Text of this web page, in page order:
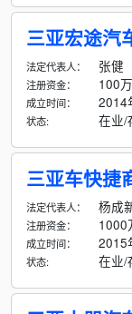
三亚宏途汽
法定代表人： 张健
注册资金： 100
成立时间： 2014
状态: 在业/
三亚车快捷
法定代表人： 杨成
注册资金： 1000
成立时间： 2015
状态: 在业/